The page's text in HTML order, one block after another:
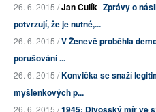
26. 6. 2015 /Jan Čulík Zprávy o
potvrzují, že je nutné,...
26. 6. 2015 /V Ženevě proběhla
porušování ...
26. 6. 2015 /Konvička se snaží
myšlenkových p...
26. 6. 2015 /1945: Divošský mír ve